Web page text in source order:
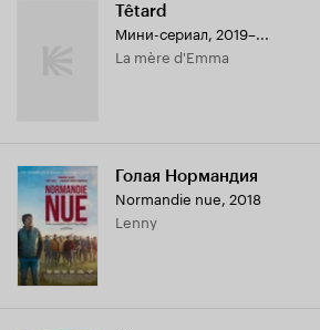
Têtard
Мини-сериал, 2019–...
La mère d'Emma
Голая Нормандия
Normandie nue, 2018
Lenny